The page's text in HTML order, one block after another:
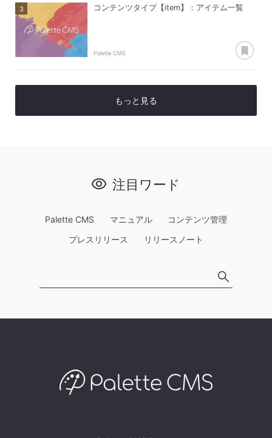
コンテンツタイプ【item】：アイテム一覧
Palette CMS
もっと見る
注目ワード
Palette CMS マニュアル
コンテンツ管理
プレスリリース
リリースノート